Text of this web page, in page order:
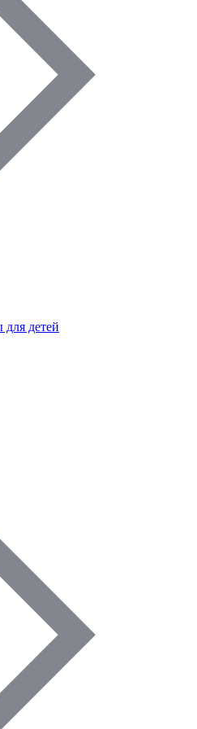
детей